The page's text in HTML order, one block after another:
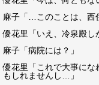
麻子「…このことは、西
優花里「いえ、冷泉殿し
麻子「病院には？」
優花里「これで大事に
もしれませんし…」